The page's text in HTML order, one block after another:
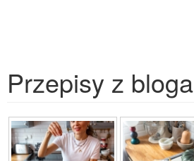
Przepisy z bloga